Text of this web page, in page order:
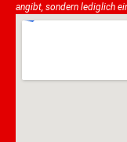
angibt, sondern lediglich